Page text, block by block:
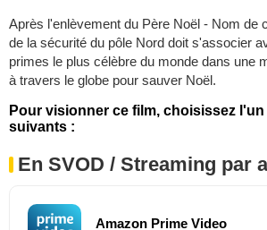
Après l'enlèvement du Père Noël - Nom de
de la sécurité du pôle Nord doit s'associer
primes le plus célèbre du monde dans une
à travers le globe pour sauver Noël.
Pour visionner ce film, choisissez
suivants :
En SVOD / Streaming par
Amazon Prime Video